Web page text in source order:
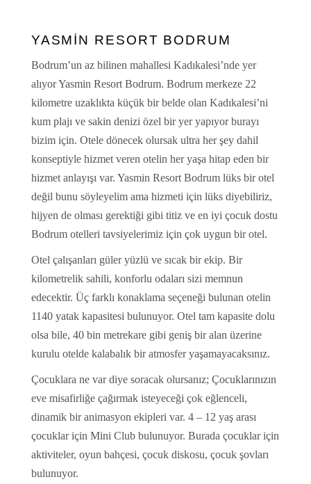
YASMİN RESORT BODRUM
Bodrum’un az bilinen mahallesi Kadıkalesi’nde yer
alıyor Yasmin Resort Bodrum. Bodrum merkeze 22
kilometre uzaklıkta küçük bir belde olan Kadıkalesi’ni
kum plajı ve sakin denizi özel bir yer yapıyor burayı
bizim için. Otele dönecek olursak ultra her şey dahil
konseptiyle hizmet veren otelin her yaşa hitap eden bir
hizmet anlayışı var. Yasmin Resort Bodrum lüks bir otel
değil bunu söyleyelim ama hizmeti için lüks diyebiliriz,
hijyen de olması gerektiği gibi titiz ve en iyi çocuk dostu
Bodrum otelleri tavsiyelerimiz için çok uygun bir otel.
Otel çalışanları güler yüzlü ve sıcak bir ekip. Bir
kilometrelik sahili, konforlu odaları sizi memnun
edecektir. Üç farklı konaklama seçeneği bulunan otelin
1140 yatak kapasitesi bulunuyor. Otel tam kapasite dolu
olsa bile, 40 bin metrekare gibi geniş bir alan üzerine
kurulu otelde kalabalık bir atmosfer yaşamayacaksınız.
Çocuklara ne var diye soracak olursanız; Çocuklarınızın
eve misafirliğe çağırmak isteyeceği çok eğlenceli,
dinamik bir animasyon ekipleri var. 4 – 12 yaş arası
çocuklar için Mini Club bulunuyor. Burada çocuklar için
aktiviteler, oyun bahçesi, çocuk diskosu, çocuk şovları
bulunuyor.